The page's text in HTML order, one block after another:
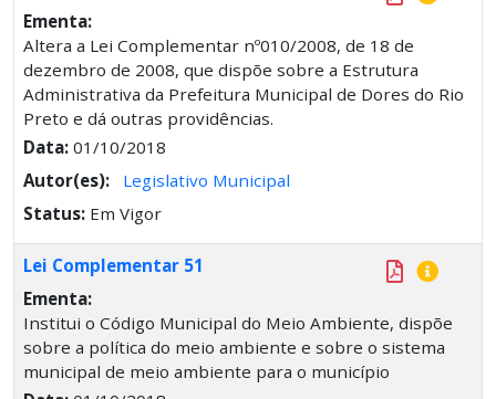
Ementa:
Altera a Lei Complementar nº010/2008, de 18 de
dezembro de 2008, que dispõe sobre a Estrutura
Administrativa da Prefeitura Municipal de Dores do Rio
Preto e dá outras providências.
Data: 01/10/2018
Autor(es):
Legislativo Municipal
Status: Em Vigor
Lei Complementar 51
Ementa:
Institui o Código Municipal do Meio Ambiente, dispõe
sobre a política do meio ambiente e sobre o sistema
municipal de meio ambiente para o município